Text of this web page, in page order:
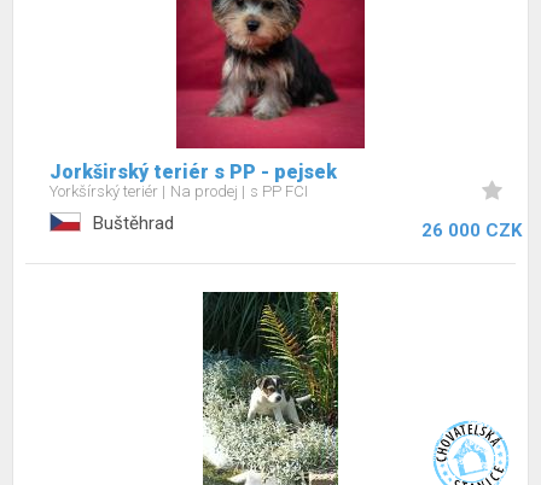
Jorkširský teriér s PP - pejsek
Yorkšírský teriér Na prodej s PP FCI
Buštěhrad 26 000 CZK